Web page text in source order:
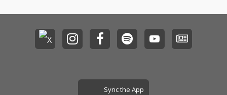
在、未来。常に視点は
ったり先を想像したり
と壽の思考が描写され
Sync the App